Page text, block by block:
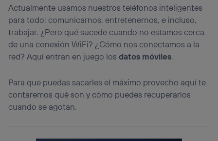
Actualmente usamos nuestros teléfonos inteligentes
para todo; comunicarnos, entretenernos, e incluso,
trabajar. ¿Pero qué sucede cuando no estamos cerca
de una conexión WiFi? ¿Cómo nos conectamos a la
red? Aquí entran en juego losdatos móviles.
Para que puedas sacarles el máximo provecho aquí te
contaremos qué son y cómo puedes recuperarlos
cuando se agotan.